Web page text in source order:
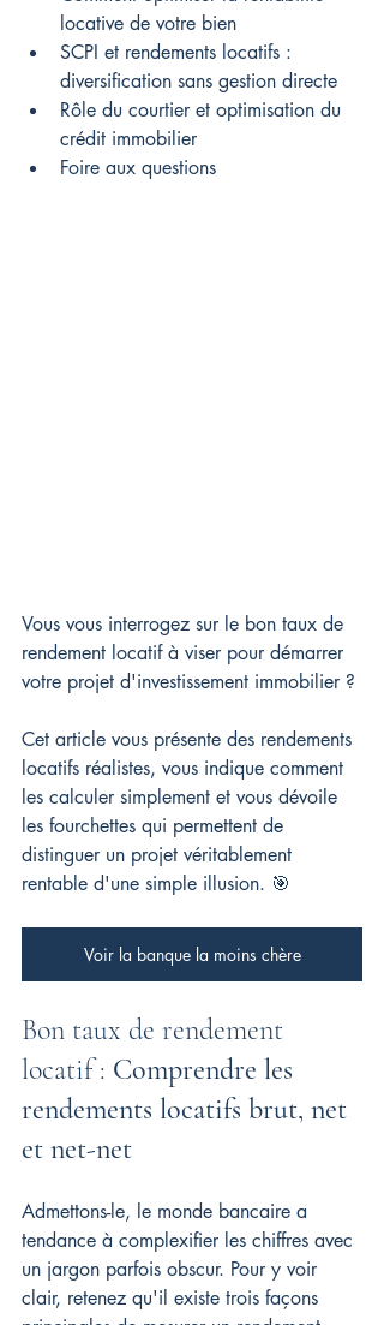
locative de votre bien
SCPI et rendements locatifs :
diversification sans gestion directe
Rôle du courtier et optimisation du
crédit immobilier
Foire aux questions
Vous vous interrogez sur le bon taux de
rendement locatif à viser pour démarrer
votre projet d'investissement immobilier ?
Cet article vous présente des rendements
locatifs réalistes, vous indique comment
les calculer simplement et vous dévoile
les fourchettes qui permettent de
distinguer un projet véritablement
rentable d'une simple illusion. 🎯
Voir la banque la moins chère
Bon taux de rendement
locatif : Comprendre les
rendements locatifs brut, net
et net-net
Admettons-le, le monde bancaire a
tendance à complexifier les chiffres avec
un jargon parfois obscur. Pour y voir
clair, retenez qu'il existe trois façons